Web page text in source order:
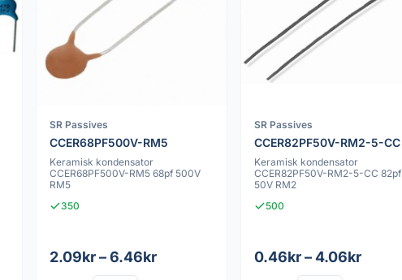
SR Passives
CCER68PF500V-RM5
Keramisk kondensator
CCER68PF500V-RM5 68pf 500V
RM5
350
2.09kr – 6.46kr
SR Passives
CCER82PF50V-RM2-5-CC
Keramisk kondensator
CCER82PF50V-RM2-5-CC 82pf
50V RM2
500
0.46kr – 4.06kr